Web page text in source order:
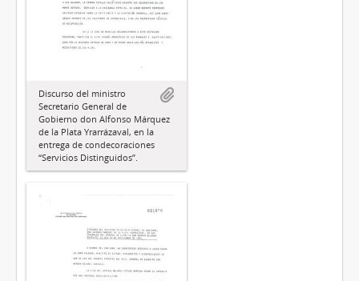
Discurso del ministro
Secretario General de
Gobierno don Alfonso Márquez
de la Plata Yrarrázaval, en la
entrega de condecoraciones
“Servicios Distinguidos”.